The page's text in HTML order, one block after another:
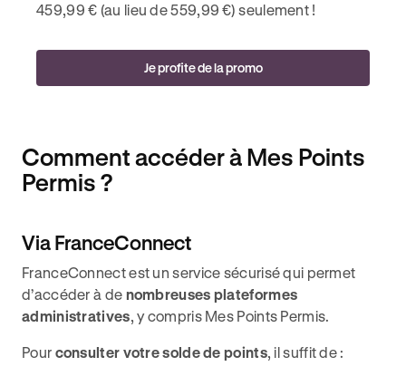
459,99 € (au lieu de 559,99 €) seulement !
Je profite de la promo
Comment accéder à Mes Points
Permis ?
Via FranceConnect
FranceConnect est un service sécurisé qui permet
d’accéder à de nombreuses plateformes
administratives, y compris Mes Points Permis.
Pour consulter votre solde de points, il suffit de :